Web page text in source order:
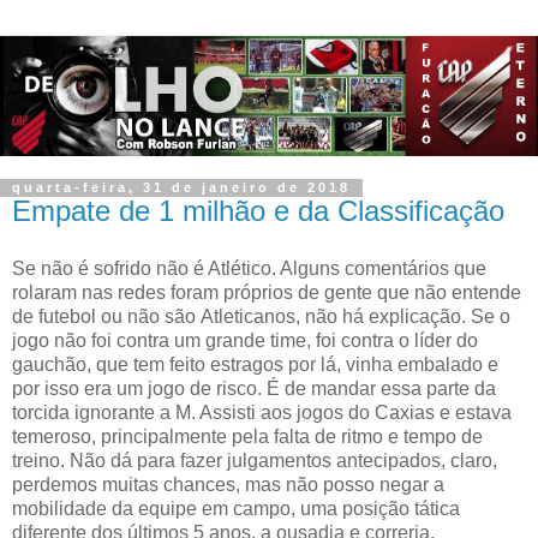
quarta-feira, 31 de janeiro de 2018
Empate de 1 milhão e da Classificação
Se não é sofrido não é Atlético. Alguns comentários que
rolaram nas redes foram próprios de gente que não entende
de futebol ou não são Atleticanos, não há explicação. Se o
jogo não foi contra um grande time, foi contra o líder do
gauchão, que tem feito estragos por lá, vinha embalado e
por isso era um jogo de risco. É de mandar essa parte da
torcida ignorante a M. Assisti aos jogos do Caxias e estava
temeroso, principalmente pela falta de ritmo e tempo de
treino. Não dá para fazer julgamentos antecipados, claro,
perdemos muitas chances, mas não posso negar a
mobilidade da equipe em campo, uma posição tática
diferente dos últimos 5 anos, a ousadia e correria.